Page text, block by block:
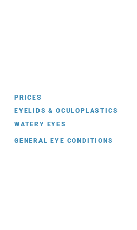
PRICES
EYELIDS & OCULOPLASTICS
WATERY EYES
GENERAL EYE CONDITIONS